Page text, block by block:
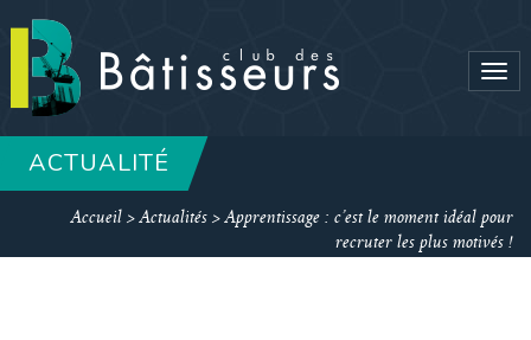
ACTUALITÉ
Accueil >Actualités >Apprentissage : c’est le moment idéal pour
recruter les plus motivés !